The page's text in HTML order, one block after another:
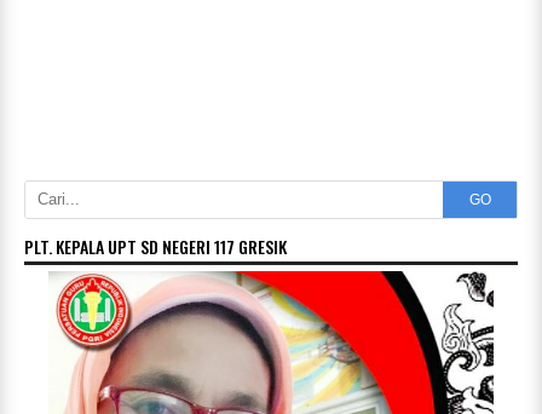
GO
PLT. KEPALA UPT SD NEGERI 117 GRESIK